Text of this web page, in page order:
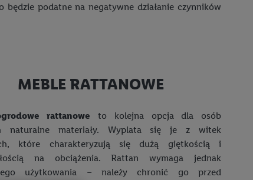
podatne na negatywne działanie czynników
MEBLE RATTANOWE
rattanowe to kolejna opcja dla osób
naturalne materiały. Wyplata się je z witek
które charakteryzują się dużą giętkością i
na obciążenia. Rattan wymaga jednak
użytkowania – należy chronić go przed